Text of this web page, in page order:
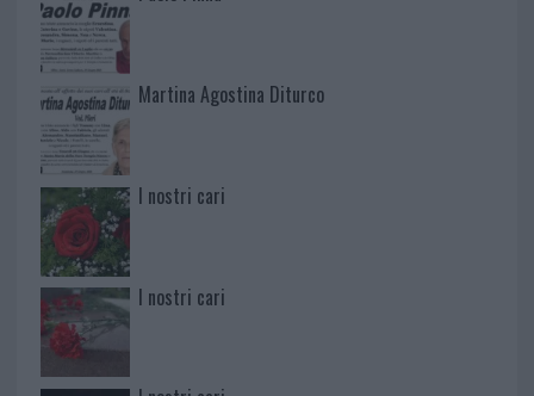
Martina Agostina Diturco
I nostri cari
I nostri cari